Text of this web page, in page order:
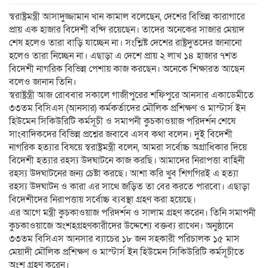
স্বরাষ্ট্রমন্ত্রী আসাদুজ্জামান খান কামাল বলেছেন, দেশের বিভিন্ন কারাগারে
প্রায় এক হাজার বিদেশী বন্দি রয়েছেন। তাদের অনেকের সাজার মেয়াদ
শেষ হলেও তারা বাড়ি যাচ্ছেন না। সংশ্লিষ্ট দেশের রাষ্ট্রদুতদের জানানো
হলেও তারা নিচ্ছেন না। এছাড়া এ দেশে প্রায় ২ লাখ ১৪ হাজার ৭শত
বিদেশী নাগরিক বিভিন্ন পেশায় কাজ করছেন। অনেকে শিক্ষারত আছেন
বলেও জানান তিনি।
স্বরাষ্ট্রন্ত্রী আজ রোববার সকালে গাজীপুরের শফিপুরে আনসার একাডেমীতে
৩৩তম বিসিএস (আনসার) কর্মকর্তাদের মৌলিক প্রশিক্ষণ ও মাস্টার্স ইন
হিউমেন সিকিউরিটি কর্মসূচী ও সমাপনী কুচকাওয়াজ পরিদর্শন শেষে
সাংবাদিকদের বিভিন্ন প্রশ্নের জবাবে এসব কথা বলেন। দুই বিদেশী
নাগরিক হত্যার বিষয়ে স্বরাষ্ট্রমন্ত্রী বলেন, আমরা সর্বোচ্চ অগ্রাধিকার দিয়ে
বিদেশী হত্যার রহস্য উদঘাটনে কাজ করছি। আমাদের নিরাপত্তা বাহিনী
রহস্য উদঘাটনের জন্য চেষ্টা করছে। আশা করি খুব শিগগিরই এ হত্যা
রহস্য উদঘাটন ও কারা এর সাথে জড়িত তা বের করতে পারবো। এছাড়া
বিদেশীদের নিরাপত্তায় সর্বোচ্চ ব্যবস্থা গ্রহণ করা হয়েছে।
এর আগে মন্ত্রী কুচকাওয়াজ পরিদর্শন ও সালাম গ্রহণ করেন। তিনি সমাপনী
কুচকাওয়াজে অংশহগ্রহণকারীদের উদ্দেশ্যে বক্তব্য রাখেন। অনুষ্ঠানে
৩৩তম বিসিএস আনসার ব্যাচের ১৮ জন সহকারী পরিচালক ১৫ মাস
মেয়াদী মৌলিক প্রশিক্ষণ ও মাস্টার্স ইন হিউমেন সিকিউরিটি কর্মসূচীতে
অংশ গ্রহণ করেন।